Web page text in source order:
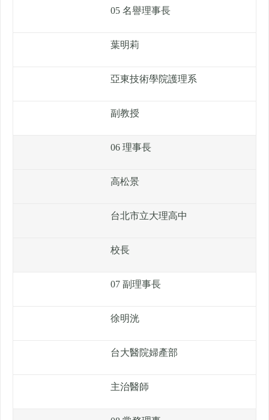
05 名譽理事長
葉明莉
亞東技術學院護理系
副教授
06 理事長
高松景
台北市立大理高中
校長
07 副理事長
徐明洸
台大醫院婦產部
主治醫師